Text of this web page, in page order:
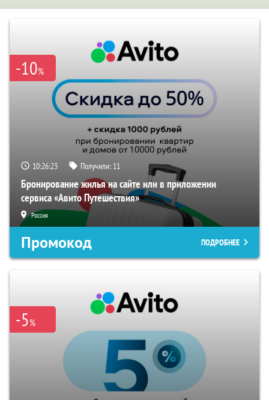
-10%
10:26:22 Получили: 11
Бронирование жилья на сайте или в приложении
сервиса «Авито Путешествия»
Россия
Промокод ПОДРОБНЕЕ
-5%